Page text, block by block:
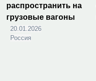
распространить на
грузовые вагоны
20.01.2026
Россия